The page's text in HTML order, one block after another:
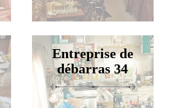
Entreprise de
débarras 34